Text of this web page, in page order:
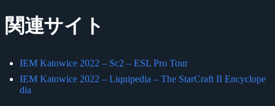
関連サイト
IEM Katowice 2022 – Sc2 – ESL Pro Tour
IEM Katowice 2022 – Liquipedia – The StarCraft II Encyclope
dia